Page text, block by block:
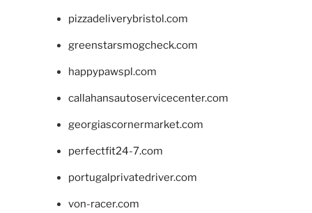
pizzadeliverybristol.com
greenstarsmogcheck.com
happypawspl.com
callahansautoservicecenter.com
georgiascornermarket.com
perfectfit24-7.com
portugalprivatedriver.com
von-racer.com